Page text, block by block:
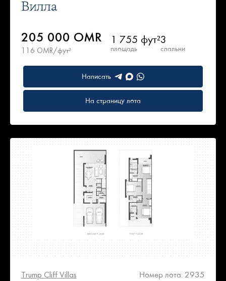
Вилла
205 000 OMR
116 OMR/фут²
1 755 фут²
площадь
3
спальни
Написать
На страницу лота
Trump Cliff Villas Номер лота: 2935